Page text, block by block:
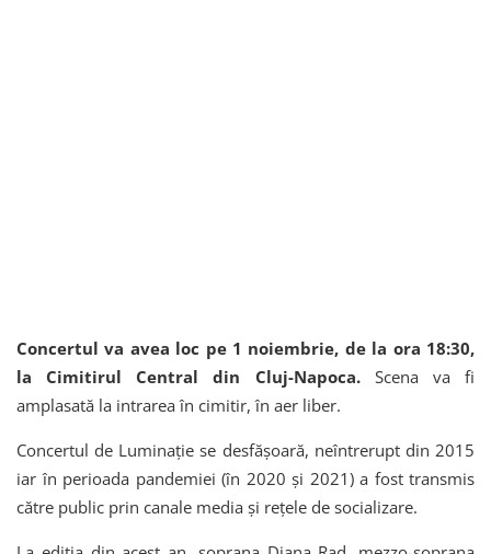
Concertul va avea loc pe 1 noiembrie, de la ora 18:30,
la Cimitirul Central din Cluj-Napoca.Scena va fi
amplasată la intrarea în cimitir, în aer liber.
Concertul de Luminație se desfășoară, neîntrerupt din 2015
iar în perioada pandemiei (în 2020 și 2021) a fost transmis
către public prin canale media și rețele de socializare.